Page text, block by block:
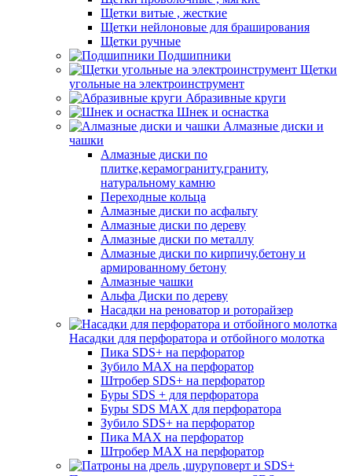
Щетки витые , жесткие
Щетки нейлоновые для браширования
Щетки ручные
Подшипники
Щетки
угольные на электроинструмент
Абразивные круги
Шнек и оснастка
Алмазные диски и
чашки
Алмазные диски по
плитке,керамограниту,граниту,
натуральному камню
Переходные кольца
Алмазные диски по асфальту
Алмазные диски по дереву
Алмазные диски по металлу
Алмазные диски по кирпичу,бетону и
армированному бетону
Алмазные чашки
Альфа Диски по дереву
Насадки на реноватор и роторайзер
Насадки для перфоратора и отбойного молотка
Пика SDS+ на перфоратор
Зубило MAX на перфоратор
Штробер SDS+ на перфоратор
Буры SDS + для перфоратора
Буры SDS MAX для перфоратора
Зубило SDS+ на перфоратор
Пика MAX на перфоратор
Штробер MAX на перфоратор